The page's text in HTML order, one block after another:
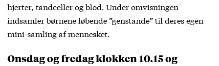
hjerter, tandceller og blod. Under omvisningen
indsamler børnene løbende ”genstande” til deres egen
mini-samling af mennesket.
Onsdag og fredag klokken 10.15 og